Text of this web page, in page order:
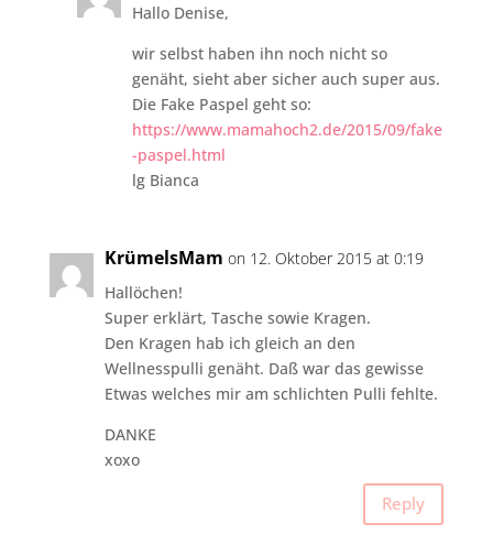
Hallo Denise,
wir selbst haben ihn noch nicht so
genäht, sieht aber sicher auch super aus.
Die Fake Paspel geht so:
https://www.mamahoch2.de/2015/09/fake
-paspel.html
lg Bianca
KrümelsMam on 12. Oktober 2015 at 0:19
Hallöchen!
Super erklärt, Tasche sowie Kragen.
Den Kragen hab ich gleich an den
Wellnesspulli genäht. Daß war das gewisse
Etwas welches mir am schlichten Pulli fehlte.
DANKE
xoxo
Reply